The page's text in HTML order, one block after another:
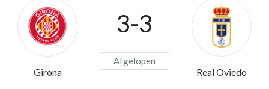
Girona
3-3
Afgelopen
Real Oviedo